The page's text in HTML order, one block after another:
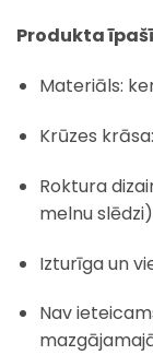
Produkta
Materiāls:
Krūzes
Roktura
melnu slēdzi)
Izturīga un
Nav